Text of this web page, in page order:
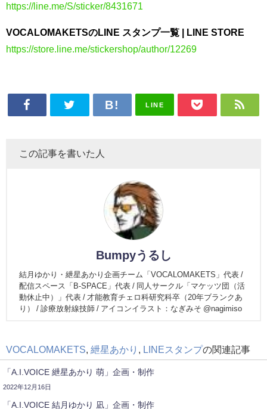
https://line.me/S/sticker/8431671
VOCALOMAKETSのLINE スタンプ一覧 | LINE STORE
https://store.line.me/stickershop/author/12269
LINE
この記事を書いた人
Bumpyうるし
結月ゆかり・紲星あかり企画チーム「VOCALOMAKETS」代表 /
配信スペース「B-SPACE」代表 / 同人サークル「マケッツ団（活
動休止中）」代表 / 才能教育チェロ科研究科卒（20年ブランクあ
り） / 診療放射線技師 / アイコンイラスト：なぎみそ @nagimiso
VOCALOMAKETS, 紲星あかり , LINEスタンプの関連記事
「A.I.VOICE 紲星あかり 萌」企画・制作
2022年12月16日
「A.I.VOICE 結月ゆかり 凪」企画・制作